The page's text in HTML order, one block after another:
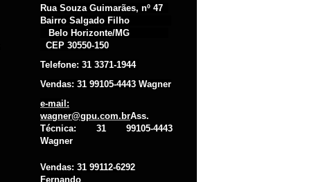
Rua Souza Guimarães, nº 47
Bairro Salgado Filho
Belo Horizonte/MG
CEP 30550-150
Telefone: 31 3371-1944
Vendas: 31 99105-4443 Wagner
e-mail:
wagner@gpu.com.brAss.
Técnica: 31 99105-4443
Wagner
Vendas: 31 99112-6292
Fernando